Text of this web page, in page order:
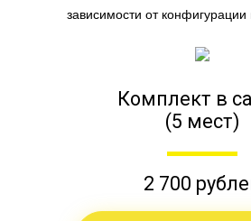
зависимости от
Комплект в
(5 мест)
2 700